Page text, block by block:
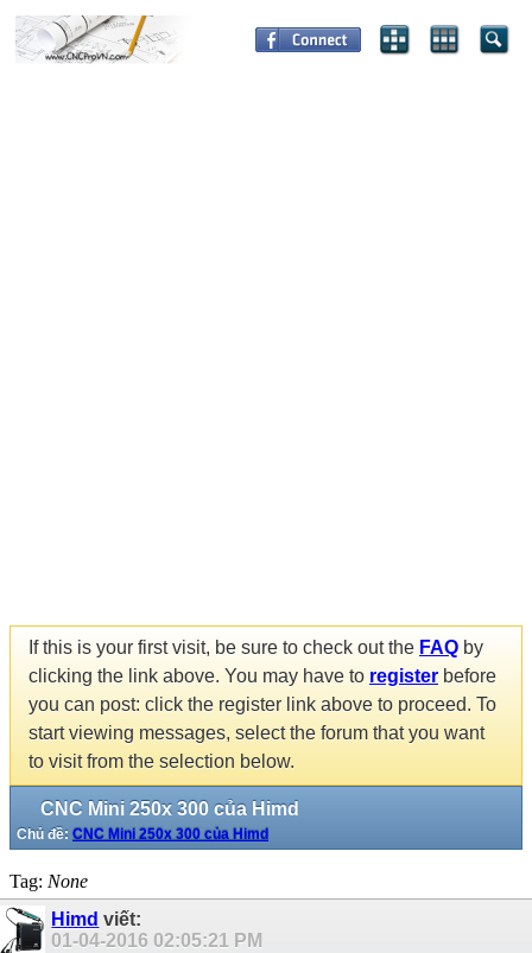
If this is your first visit, be sure to check out the FAQ by
clicking the link above. You may have to register before
you can post: click the register link above to proceed. To
start viewing messages, select the forum that you want
to visit from the selection below.
CNC Mini 250x 300 của Himd
Chủ đề: CNC Mini 250x 300 của Himd
Tag: None
Himd viết:
01-04-2016 02:05:21 PM